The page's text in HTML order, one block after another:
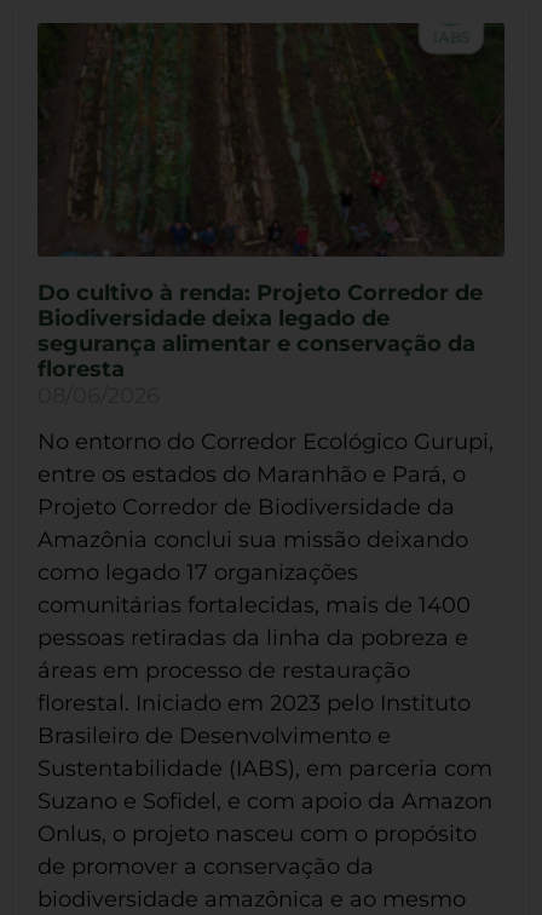
Do cultivo à renda: Projeto Corredor de
Biodiversidade deixa legado de
segurança alimentar e conservação da
floresta
No entorno do Corredor Ecológico Gurupi,
entre os estados do Maranhão e Pará, o
Projeto Corredor de Biodiversidade da
Amazônia conclui sua missão deixando
como legado 17 organizações
comunitárias fortalecidas, mais de 1400
pessoas retiradas da linha da pobreza e
áreas em processo de restauração
florestal. Iniciado em 2023 pelo Instituto
Brasileiro de Desenvolvimento e
Sustentabilidade (IABS), em parceria com
Suzano e Sofidel, e com apoio da Amazon
Onlus, o projeto nasceu com o propósito
de promover a conservação da
biodiversidade amazônica e ao mesmo